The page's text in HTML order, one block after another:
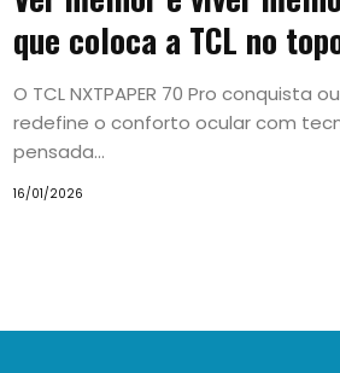
que coloca a TCL no
O TCL NXTPAPER 70 Pro conquista
redefine o conforto ocular com
pensada...
16/01/2026